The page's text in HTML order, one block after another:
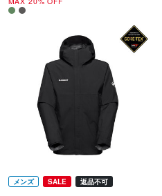
メンズ SALE 返品不可